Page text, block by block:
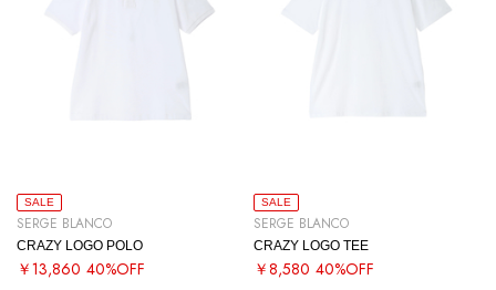
SALE
SERGE BLANCO
CRAZY LOGO POLO
￥13,860 40%OFF
SALE
SERGE BLANCO
CRAZY LOGO TEE
￥8,580 40%OFF